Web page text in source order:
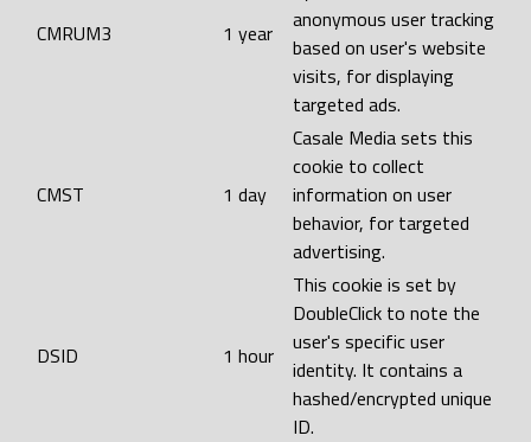
CMRUM3 1 year
anonymous user tracking
based on user's website
visits, for displaying
targeted ads.
CMST 1 day
Casale Media sets this
cookie to collect
information on user
behavior, for targeted
advertising.
DSID 1 hour
This cookie is set by
DoubleClick to note the
user's specific user
identity. It contains a
hashed/encrypted unique
ID.